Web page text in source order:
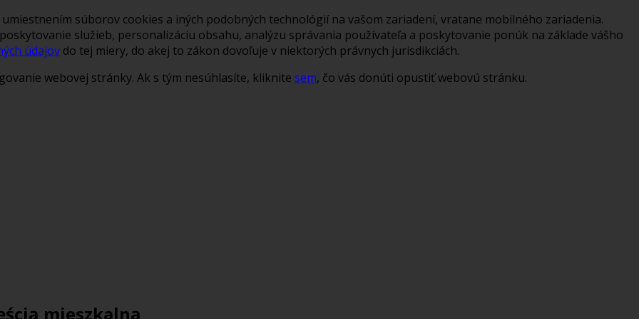
mieszkalną
súborov cookies a iných podobných technológií na vašom zariadení, vratane mobilného zariadenia.
služieb, personalizáciu obsahu, analýzu správania používateľa a poskytovanie ponúk na základe vášho
údajov do tej miery, do akej to zákon dovoľuje v niektorých právnych jurisdikciách.
webovej stránky. Ak s tým nesúhlasíte, kliknite sem, čo vás donúti opustiť webovú stránku.